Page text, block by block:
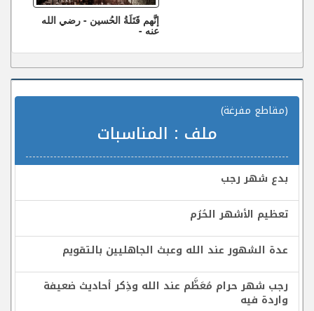
إنَّهم قَتَلَةُ الحُسين - رضي الله
عنه -
(مقاطع مفرغة)
ملف : المناسبات
بدع شهر رجب
تعظيم الأشهر الحُرُم
عدة الشهور عند الله وعبث الجاهليين بالتقويم
رجب شهر حرام مُعَظَّم عند الله وذِكر أحاديث ضعيفة
واردة فيه